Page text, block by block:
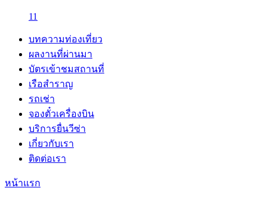
11
บทความท่องเที่ยว
ผลงานที่ผ่านมา
บัตรเข้าชมสถานที่
เรือสำราญ
รถเช่า
จองตั๋วเครื่องบิน
บริการยื่นวีซ่า
เกี่ยวกับเรา
ติดต่อเรา
หน้าแรก